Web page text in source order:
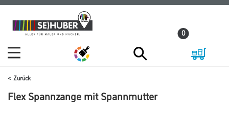
Zum
Inhalt
Zum
Navigationsmenü
0
Zurück
Flex Spannzange mit Spannmutter